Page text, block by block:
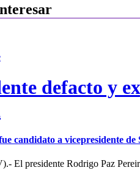
defacto y
candidato a vicepresidente
El presidente Rodrigo Paz